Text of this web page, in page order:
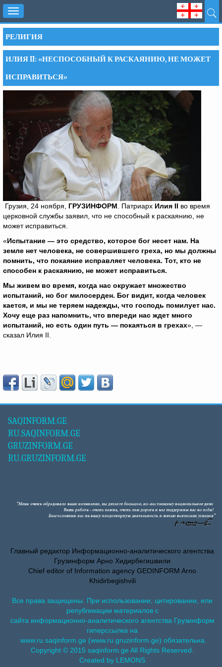
Toggle
navigation
РЕЛИГИЯ
ИЛИЯ II: «НЕСПОСОБНЫЙ К РАСКАЯНИЮ, НЕ МОЖЕТ
ИСПРАВИТЬСЯ»
Грузия, 24 ноября, ГРУЗИНФОРМ . Патриарх Илия II во время
церковной службы заявил, что не способный к раскаянию, не
может исправиться.
«Испытание — это средство, которое бог несет нам. На
земле нет человека, не совершившего греха, но мы должны
помнить, что покаяние исправляет человека. Тот, кто не
способен к раскаянию, не может исправиться.
Мы живем во время, когда нас окружает множество
испытаний, но бог милосерден. Бог видит, когда человек
кается, и мы не теряем надежды, что господь помилует нас.
Хочу еще раз напомнить, что впереди нас ждет много
испытаний, но есть один путь — покаяться в грехах», —
сказал Илия II.
SAQINFORM.GE
RU.SAQINFORM.GE
GRUZINFORM.GE
RU.GRUZINFORM.GE
Главный редактор Информационно-аналитического агентства
Грузинформ Арно Хидирбегишвили
Chief editor of Information agency GEOINFORM Arno
Khidirbegishvili
Все права защищены. При использовании, цитировании, или
републикации материалов с
сайта информационно-аналитического агентства Грузинформ
гиперссылка на
www.ru.saqinform.ge (www.ru.gruzinform.ge) обязательна.
Copyright © 2015 saqinform.ge All Rights Reserved.
Created by LEMONS